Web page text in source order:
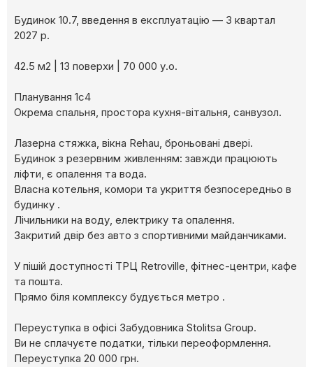
Будинок 10.7, введення в експлуатацію — 3 квартал
2027 р.
42.5 м2 | 13 поверхи | 70 000 у.о.
Планування 1с4
Окрема спальня, простора кухня-вітальня, санвузол.
Лазерна стяжка, вікна Rehau, броньовані двері.
Будинок з резервним живленням: завжди працюють
ліфти, є опалення та вода.
Власна котельня, комори та укриття безпосередньо в
будинку .
Лічильники на воду, електрику та опалення.
Закритий двір без авто з спортивними майданчиками.
У пішій доступності ТРЦ Retroville, фітнес-центри, кафе
та пошта.
Прямо біля комплексу будується метро .
Переуступка в офісі Забудовника Stolitsa Group.
Ви не сплачуєте податки, тільки переоформлення.
Переуступка 20 000 грн.